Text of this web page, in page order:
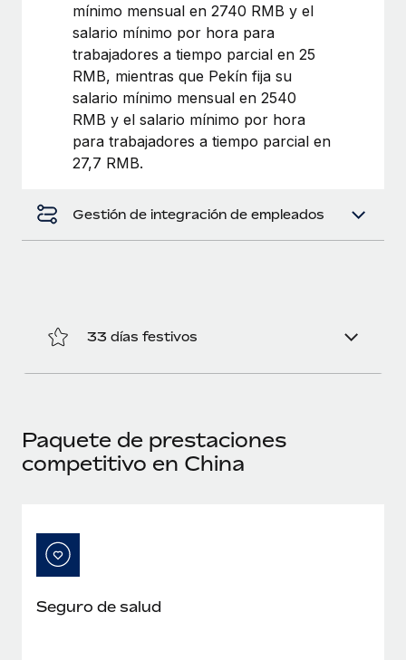
Reubica a los empleados con facilidad.
Prestaciones
Gestiona las prestaciones de los empleados sin
complicaciones.
La misión de Remote sigue siendo ayudar a empresas de
todos los tamaños a contratar, gestionar y...
Más información
Pento se convierte en un empleador equitativo
con Remote
semanas en hacerlo manualmente y, al mes...
Más información
mínimo mensual en 2740 RMB y el
salario mínimo por hora para
trabajadores a tiempo parcial en 25
RMB, mientras que Pekín fija su
salario mínimo mensual en 2540
RMB y el salario mínimo por hora
para trabajadores a tiempo parcial en
27,7 RMB.
Gestión de integración de empleados
33 días festivos
Paquete de prestaciones
competitivo en China
Seguro de salud